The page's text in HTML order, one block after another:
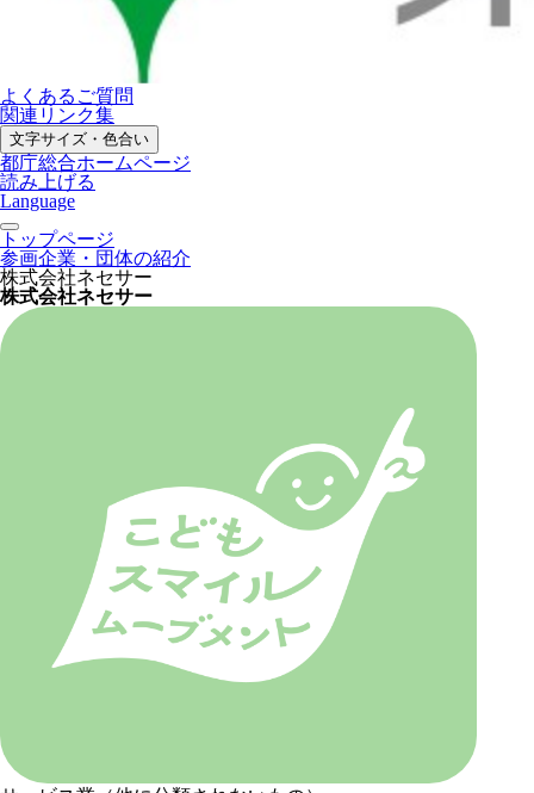
よくあるご質問
関連リンク集
文字サイズ・色合い
都庁総合ホームページ
読み上げる
Language
トップページ
参画企業・団体の紹介
株式会社ネセサー
株式会社ネセサー